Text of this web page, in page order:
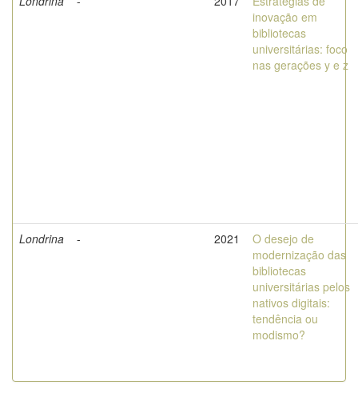
inovação em
bibliotecas
universitárias: foco
nas gerações y e z
Londrina - 2021
O desejo de
modernização das
bibliotecas
universitárias pelos
nativos digitais:
tendência ou
modismo?